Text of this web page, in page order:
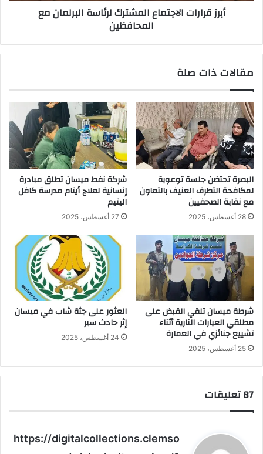
أبرز قرارات الاجتماع المشترك لرئاسة البرلمان مع
المحافظين
مقالات ذات صلة
البصرة تحتضن جلسة توعوية
لمكافحة التطرف العنيف بالتعاون
مع نقابة الصحفيين
28 أغسطس، 2025
شركة نفط ميسان تطلق مبادرة
إنسانية لعلاج أيتام مدرسة كافل
اليتيم
27 أغسطس، 2025
شرطة ميسان تلقي القبض على
مطلقي العيارات النارية أثناء
تشييع جنائزي في العمارة
25 أغسطس، 2025
العثور على جثة شاب في ميسان
إثر حادث سير
24 أغسطس، 2025
‫87 تعليقات
ي
https://digitalcollections.clemso